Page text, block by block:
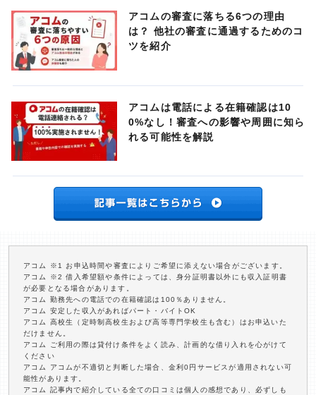
アコムの審査に落ちる6つの理由
は？ 他社の審査に通過するためのコ
ツを紹介
アコムは電話による在籍確認は10
0%なし！審査への影響や周囲に知ら
れる可能性を解説
アコム ※1 お申込時間や審査によりご希望に添えない場合がございます。
アコム ※2 借入希望額や条件によっては、身分証明書以外にも収入証明書
が必要となる場合があります。
アコム 勤務先への電話での在籍確認は100％ありません。
アコム 安定した収入があればパート・バイトOK
アコム 高校生（定時制高校生および高等専門学校生も含む）はお申込いた
だけません。
アコム ご利用の際は貸付け条件をよく読み、計画的な借り入れを心がけて
ください
アコム アコムが不適切と判断した場合、金利0円サービスが適用されない可
能性があります。
アコム 記事内で紹介している全ての口コミは個人の感想であり、必ずしも